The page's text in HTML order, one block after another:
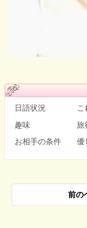
日語状況 これ
趣味 旅行
お相手の条件 優
前の